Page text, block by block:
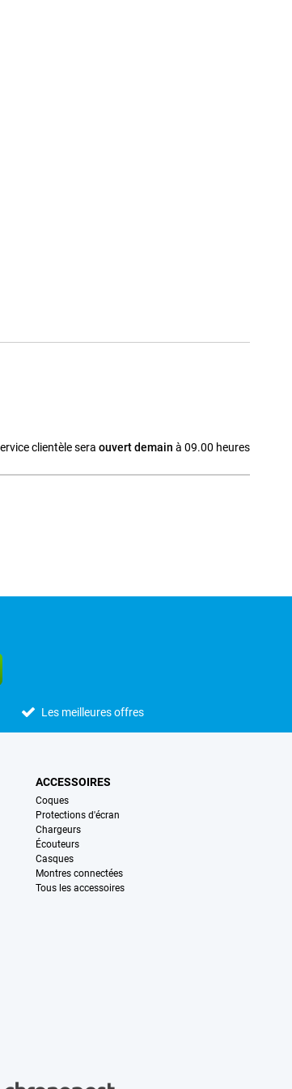
clientèle sera ouvert demain à 09.00 heures
Les meilleures offres
ACCESSOIRES
Coques
Protections d'écran
Chargeurs
Écouteurs
Casques
Montres connectées
Tous les accessoires